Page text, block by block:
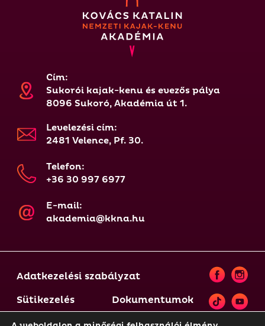
Cím:
Sukorói kajak-kenu és evezős pálya
8096 Sukoró, Akadémia út 1.
Levelezési cím:
2481 Velence, Pf. 30.
Telefon:
+36 30 997 6977
E-mail:
akademia@kkna.hu
Adatkezelési szabályzat
Sütikezelés
Dokumentumok